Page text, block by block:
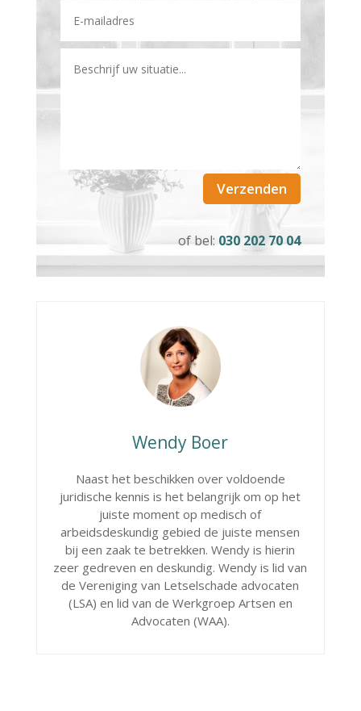
Verzenden
of bel: 030 202 70 04
Wendy Boer
Naast het beschikken over voldoende
juridische kennis is het belangrijk om op het
juiste moment op medisch of
arbeidsdeskundig gebied de juiste mensen
bij een zaak te betrekken. Wendy is hierin
zeer gedreven en deskundig. Wendy is lid van
de Vereniging van Letselschade advocaten
(LSA) en lid van de Werkgroep Artsen en
Advocaten (WAA).